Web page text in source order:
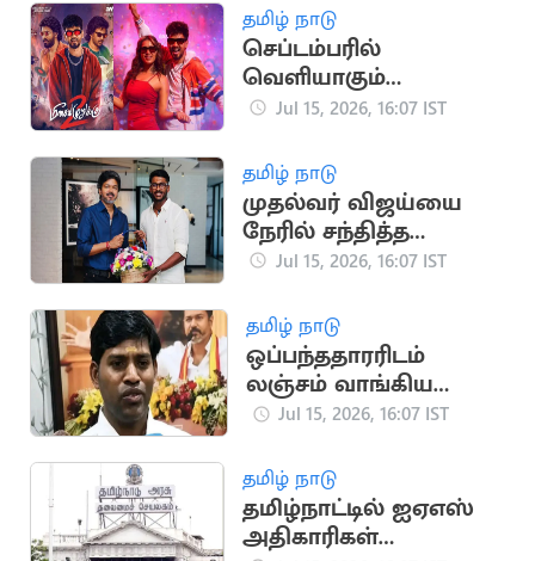
தமிழ் நாடு
செப்டம்பரில்
வெளியாகும்
ஹிப்ஹாப் ஆதியின்
Jul 15, 2026, 16:07 IST
தமிழ் நாடு
முதல்வர் விஜய்யை
நேரில் சந்தித்த
கிரிக்கெட் வீரர் சாய்
Jul 15, 2026, 16:07 IST
தமிழ் நாடு
ஒப்பந்ததாரரிடம்
லஞ்சம் வாங்கிய
தவெக ஊராட்சித்
Jul 15, 2026, 16:07 IST
தமிழ் நாடு
தமிழ்நாட்டில் ஐஏஎஸ்
அதிகாரிகள்